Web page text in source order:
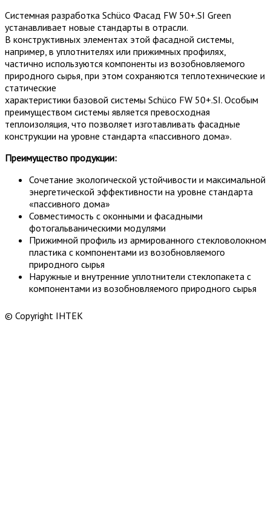
Системная разработка Schüco Фасад FW 50+.SI Green
устанавливает новые стандарты в отрасли.
В конструктивных элементах этой фасадной системы,
например, в уплотнителях или прижимных профилях,
частично используются компоненты из возобновляемого
природного сырья, при этом сохраняются теплотехнические и
статические
характеристики базовой системы Schüco FW 50+.SI. Особым
преимуществом системы является превосходная
теплоизоляция, что позволяет изготавливать фасадные
конструкции на уровне стандарта «пассивного дома».
Преимущество продукции:
Сочетание экологической устойчивости и максимальной
энергетической эффективности на уровне стандарта
«пассивного дома»
Совместимость с оконными и фасадными
фотогальваническими модулями
Прижимной профиль из армированного стекловолокном
пластика с компонентами из возобновляемого
природного сырья
Наружные и внутренние уплотнители стеклопакета с
компонентами из возобновляемого природного сырья
© Copyright ІНТЕК